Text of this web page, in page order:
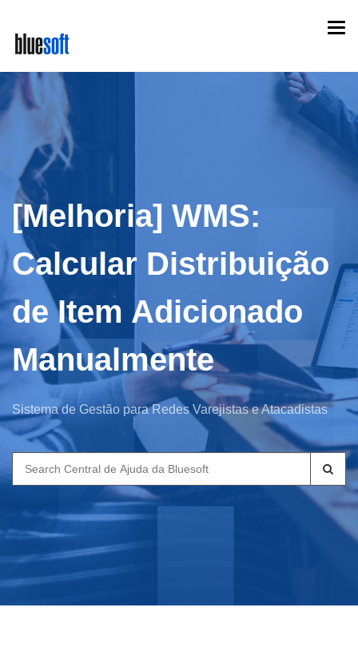
main
content
[Melhoria] WMS:
Calcular Distribuição
de Item Adicionado
Manualmente
Sistema de Gestão para Redes Varejistas e Atacadistas
Search
for: